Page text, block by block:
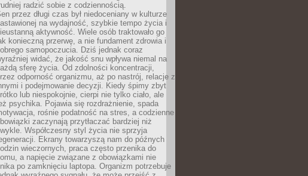
radzić sobie z codziennością.
przez długi czas był niedoceniany w kulturze
na wydajność, szybkie tempo życia i
aktywność. Wiele osób traktowało go
konieczną przerwę, a nie fundament zdrowia i
samopoczucia. Dziś jednak coraz
widać, że jakość snu wpływa niemal na
sferę życia. Od zdolności koncentracji,
odporność organizmu, aż po nastrój, relacje z
i podejmowanie decyzji. Kiedy śpimy zbyt
lub niespokojnie, cierpi nie tylko ciało, ale
psychika. Pojawia się rozdrażnienie, spada
rośnie podatność na stres, a codzienne
zaczynają przytłaczać bardziej niż
Współczesny styl życia nie sprzyja
Ekrany towarzyszą nam do późnych
wieczornych, praca często przenika do
a napięcie związane z obowiązkami nie
po zamknięciu laptopa. Organizm potrzebuje